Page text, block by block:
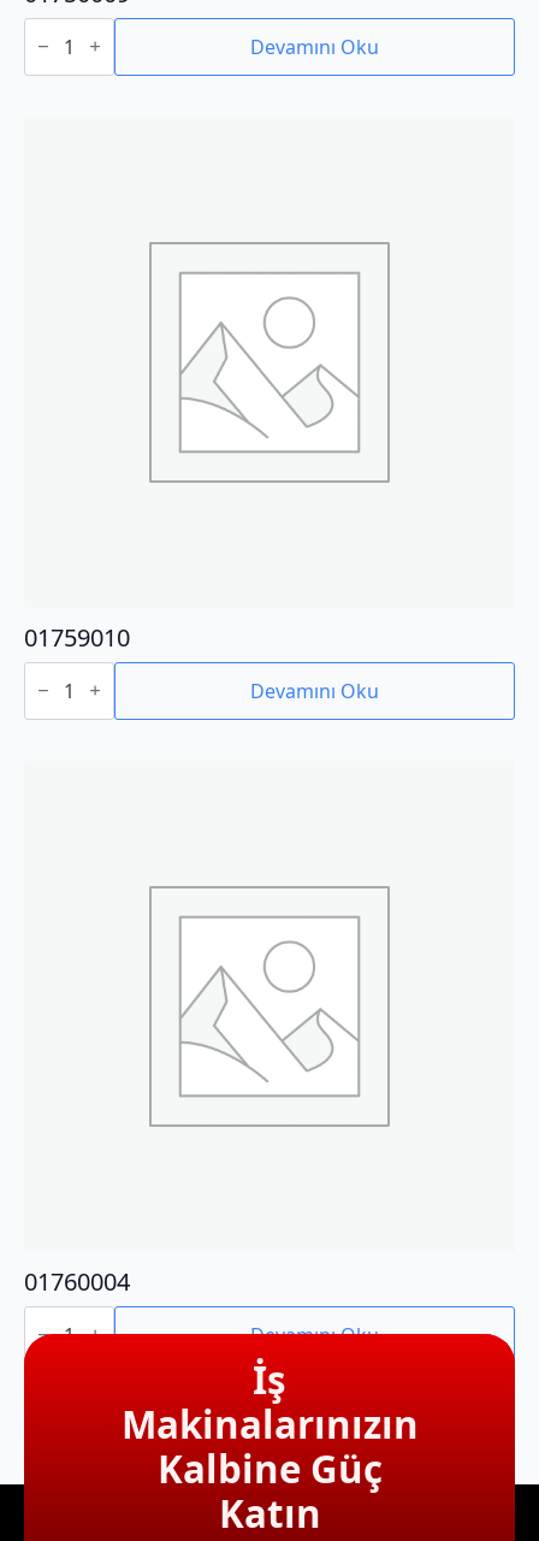
01750009
adet Devamını Oku
01759010
01759010
adet Devamını Oku
01760004
01760004
adet Devamını Oku
İş
Makinalarınızın
Kalbine Güç
Katın